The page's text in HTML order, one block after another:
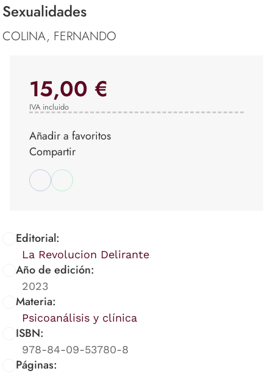
Sexualidades
COLINA, FERNANDO
Editorial:
La Revolucion Delirante
Año de edición:
2023
Materia:
Psicoanálisis y clínica
ISBN:
978-84-09-53780-8
Páginas:
15,00 €
IVA incluido
Añadir a favoritos
Compartir